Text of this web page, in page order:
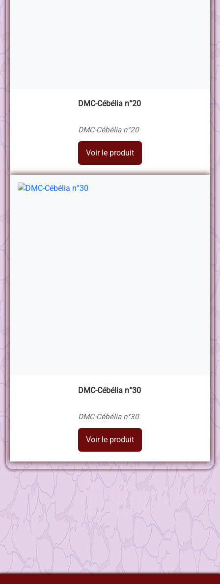
DMC-Cébélia n°20
DMC-Cébélia n°20
Voir le produit
DMC-Cébélia n°30
DMC-Cébélia n°30
Voir le produit